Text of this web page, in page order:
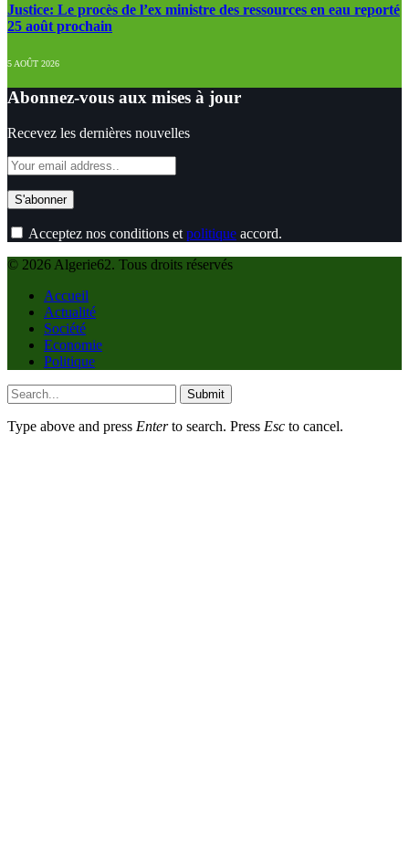
Justice: Le procès de l’ex ministre des ressources en eau reporté
25 août prochain
5 AOÛT 2026
Abonnez-vous aux mises à jour
Recevez les dernières nouvelles
Acceptez nos conditions et politique accord.
© 2026 Algerie62. Tous droits réservés
Accueil
Actualité
Société
Economie
Politique
Submit
Type above and press Enterto search. Press Esc to cancel.